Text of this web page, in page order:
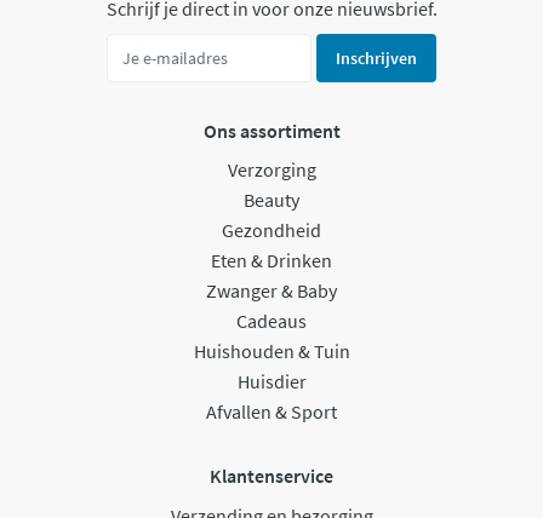
Schrijf je direct in voor onze nieuwsbrief.
Inschrijven
Ons assortiment
Verzorging
Beauty
Gezondheid
Eten & Drinken
Zwanger & Baby
Cadeaus
Huishouden & Tuin
Huisdier
Afvallen & Sport
Klantenservice